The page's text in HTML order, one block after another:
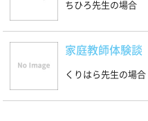
ちひろ先生の場合
家庭教師体験談
くりはら先生の場合